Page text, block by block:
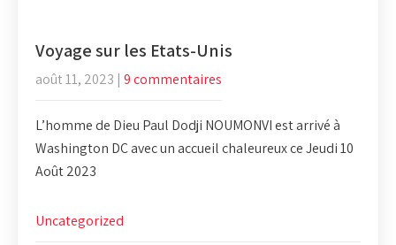
Voyage sur les Etats-Unis
août 11, 2023 | 9 commentaires
L’homme de Dieu Paul Dodji NOUMONVI est arrivé à
Washington DC avec un accueil chaleureux ce Jeudi 10
Août 2023
Uncategorized